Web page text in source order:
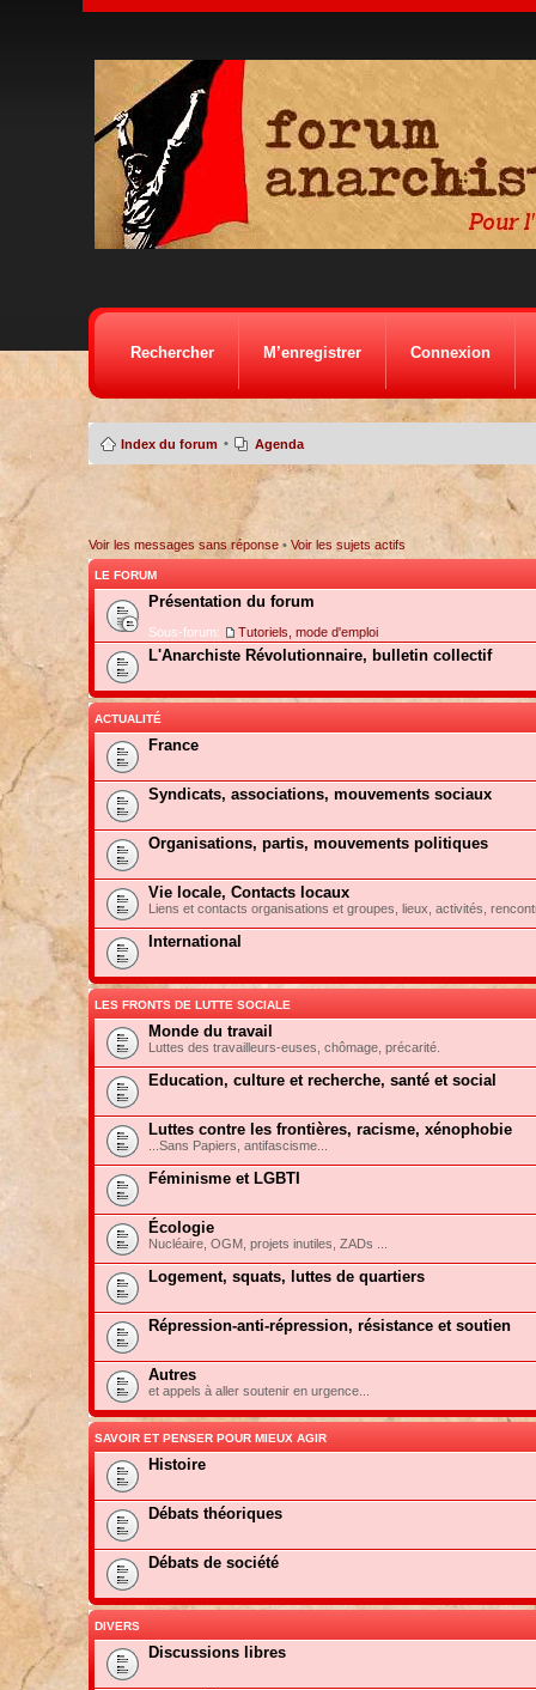
Rechercher M’enregistrer Connexion
Index du forum • Agenda
Voir les messages sans réponse• Voir les sujets actifs
LE FORUM
Présentation du forum
Sous-forum: Tutoriels, mode d'emploi
L'Anarchiste Révolutionnaire, bulletin collectif
ACTUALITÉ
France
Syndicats, associations, mouvements sociaux
Organisations, partis, mouvements politiques
Vie locale, Contacts locaux
Liens et contacts organisations et groupes, lieux, activités,
International
LES FRONTS DE LUTTE SOCIALE
Monde du travail
Luttes des travailleurs-euses, chômage, précarité.
Education, culture et recherche, santé et social
Luttes contre les frontières, racisme, xénophobie
...Sans Papiers, antifascisme...
Féminisme et LGBTI
Écologie
Nucléaire, OGM, projets inutiles, ZADs ...
Logement, squats, luttes de quartiers
Répression-anti-répression, résistance et soutien
Autres
et appels à aller soutenir en urgence...
SAVOIR ET PENSER POUR MIEUX AGIR
Histoire
Débats théoriques
Débats de société
DIVERS
Discussions libres